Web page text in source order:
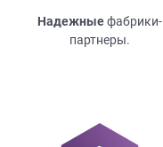
Надежныефабрики-
партнеры.